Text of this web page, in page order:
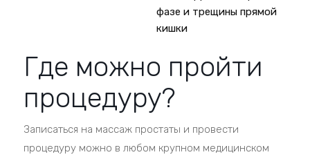
фазе и трещины прямой
кишки
Где можно пройти
процедуру?
Записаться на массаж простаты и провести
процедуру можно в любом крупном медицинском